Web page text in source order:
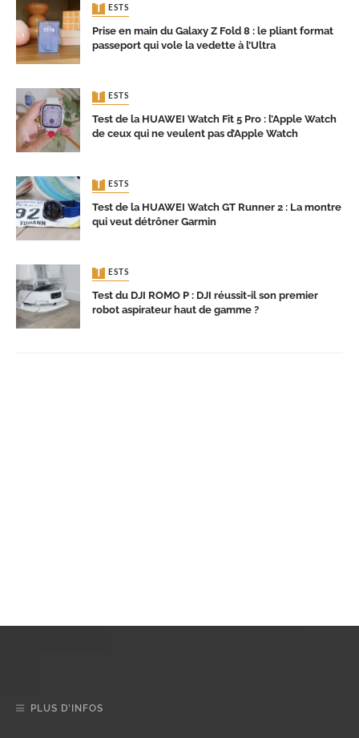
TESTS
Prise en main du Galaxy Z Fold 8 : le pliant format
passeport qui vole la vedette à l’Ultra
TESTS
Test de la HUAWEI Watch Fit 5 Pro : l’Apple Watch
de ceux qui ne veulent pas d’Apple Watch
TESTS
Test de la HUAWEI Watch GT Runner 2 : La montre
qui veut détrôner Garmin
TESTS
Test du DJI ROMO P : DJI réussit-il son premier
robot aspirateur haut de gamme ?
PLUS D’INFOS